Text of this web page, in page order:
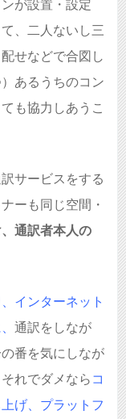
が設置・設定
、二人ないし三
せなどで合図し
あるうちのコン
も協力しあうこ
サービスをする
ーも同じ空間・
通訳者本人の
インターネット
通訳をしなが
番を気にしなが
それでダメなら コ
げ、プラットフ